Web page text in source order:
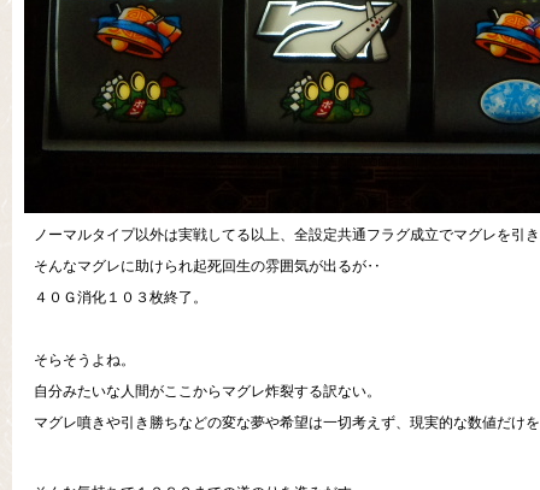
ノーマルタイプ以外は実戦してる以上、全設定共通フラグ成立でマグレを引
そんなマグレに助けられ起死回生の雰囲気が出るが‥
４０Ｇ消化１０３枚終了。
そらそうよね。
自分みたいな人間がここからマグレ炸裂する訳ない。
マグレ噴きや引き勝ちなどの変な夢や希望は一切考えず、現実的な数値だけ